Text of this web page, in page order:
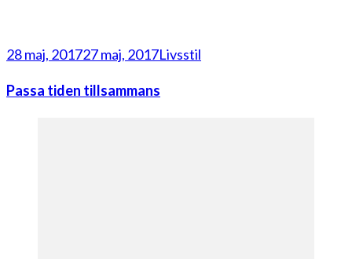
28 maj, 201727 maj, 2017Livsstil
Passa tiden tillsammans